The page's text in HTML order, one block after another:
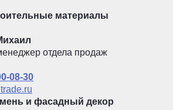
материалы
отдела продаж
08-30
и фасадный декор